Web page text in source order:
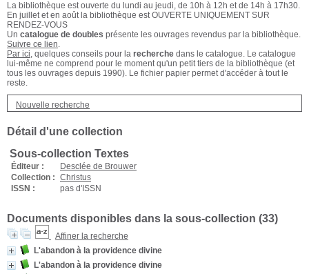
La bibliothèque est ouverte du lundi au jeudi, de 10h à 12h et de 14h à 17h30.
En juillet et en août la bibliothèque est OUVERTE UNIQUEMENT SUR
RENDEZ-VOUS
Un catalogue de doubles présente les ouvrages revendus par la bibliothèque.
Suivre ce lien.
Par ici, quelques conseils pour la recherche dans le catalogue. Le catalogue
lui-même ne comprend pour le moment qu'un petit tiers de la bibliothèque (et
tous les ouvrages depuis 1990). Le fichier papier permet d'accéder à tout le
reste.
Nouvelle recherche
Détail d'une collection
Sous-collection Textes
Éditeur :
Desclée de Brouwer
Collection : Christus
ISSN :
pas d'ISSN
Documents disponibles dans la sous-collection (33)
Affiner la recherche
L'abandon à la providence divine
L'abandon à la providence divine